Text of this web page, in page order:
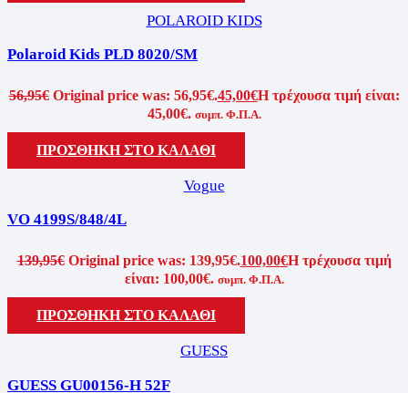
POLAROID KIDS
Polaroid Kids PLD 8020/SM
56,95€ Original price was: 56,95€.45,00€Η τρέχουσα τιμή είναι:
45,00€. συμπ. Φ.Π.Α.
ΠΡΟΣΘΗΚΗ ΣΤΟ ΚΑΛΑΘΙ
Vogue
VO 4199S/848/4L
139,95€ Original price was: 139,95€.100,00€Η τρέχουσα τιμή
είναι: 100,00€. συμπ. Φ.Π.Α.
ΠΡΟΣΘΗΚΗ ΣΤΟ ΚΑΛΑΘΙ
GUESS
GUESS GU00156-H 52F